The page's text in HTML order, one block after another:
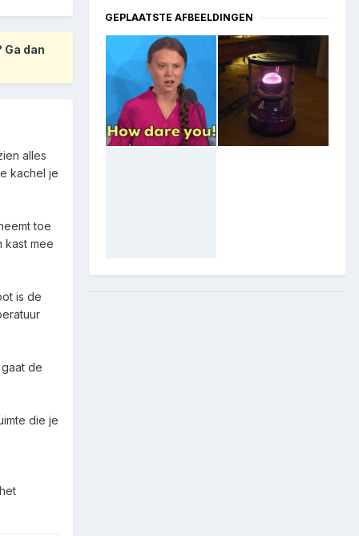
dan
alles
kachel je
toe
kast mee
is de
de
die je
GEPLAATSTE AFBEELDINGEN